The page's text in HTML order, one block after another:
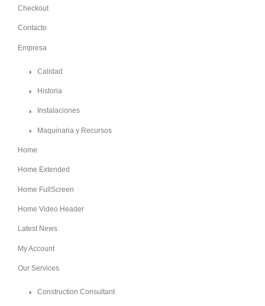
Checkout
Contacto
Empresa
Calidad
Historia
Instalaciones
Maquinaria y Recursos
Home
Home Extended
Home FullScreen
Home Video Header
Latest News
My Account
Our Services
Construction Consultant